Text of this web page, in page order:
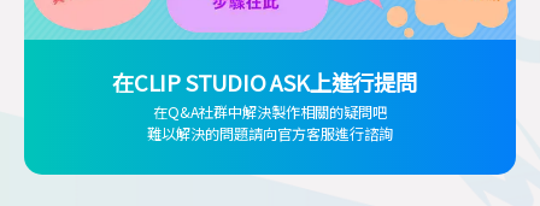
在CLIP STUDIO ASK上進行提問
在Q&A社群中解決製作相關的疑問吧
難以解決的問題請向官方客服進行諮詢